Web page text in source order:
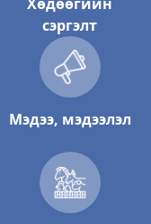
сэргэлт
Мэдээ, мэдээлэл